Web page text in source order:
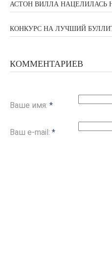
АСТОН ВИЛЛА НАЦЕЛИЛАСЬ
КОНКУРС НА ЛУЧШИЙ
КОММЕНТАРИЕВ
Ваше имя: *
Ваш e-mail: *